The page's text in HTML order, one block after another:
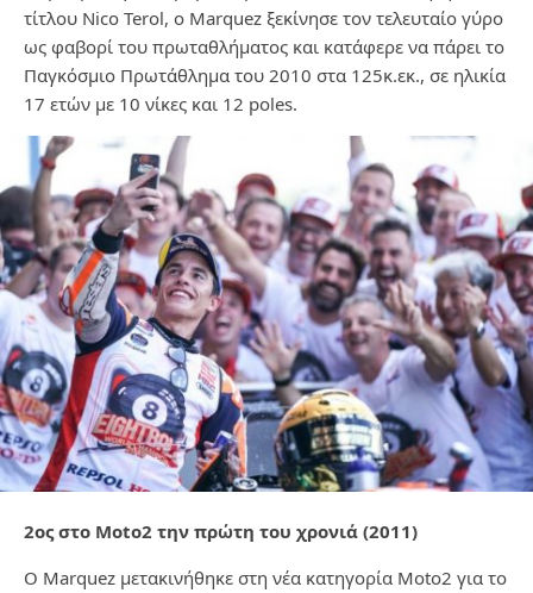
τίτλου Nico Terol, ο Marquez ξεκίνησε τον τελευταίο γύρο
ως φαβορί του πρωταθλήματος και κατάφερε να πάρει το
Παγκόσμιο Πρωτάθλημα του 2010 στα 125κ.εκ., σε ηλικία
17 ετών με 10 νίκες και 12 poles.
2οςστο Moto2 την πρώτη του χρονιά (2011)
Ο Marquez μετακινήθηκε στη νέα κατηγορία Moto2 για το